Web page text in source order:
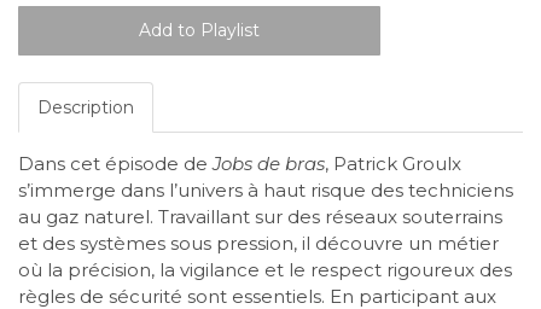
Description
Dans cet épisode deJobs de bras, Patrick Groulx
s’immerge dans l’univers à haut risque des techniciens
au gaz naturel. Travaillant sur des réseaux souterrains
et des systèmes sous pression, il découvre un métier
où la précision, la vigilance et le respect rigoureux des
règles de sécurité sont essentiels. En participant aux